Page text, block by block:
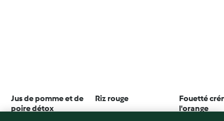
Jus de pomme et de
poire détox
Riz rouge
Fouetté
l'orange